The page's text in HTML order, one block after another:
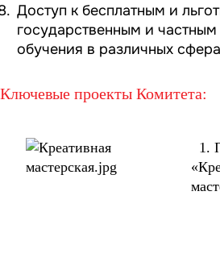
Доступ к бесплатным и
государственным и
обучения в различных
Ключевые проекты Комитета:
1.